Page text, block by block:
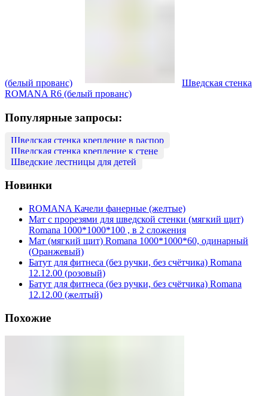
(белый прованс)
Шведская стенка
ROMANA R6 (белый прованс)
Популярные запросы:
Шведская стенка крепление в распор
Шведская стенка крепление к стене
Шведские лестницы для детей
Новинки
ROMANA Качели фанерные (желтые)
Мат с прорезями для шведской стенки (мягкий щит)
Romana 1000*1000*100 , в 2 сложения
Мат (мягкий щит) Romana 1000*1000*60, одинарный
(Оранжевый)
Батут для фитнеса (без ручки, без счётчика) Romana
12.12.00 (розовый)
Батут для фитнеса (без ручки, без счётчика) Romana
12.12.00 (желтый)
Похожие